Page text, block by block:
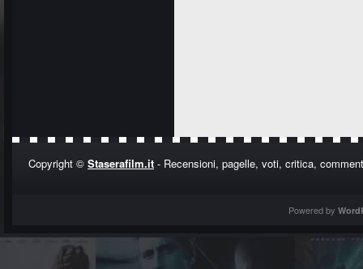
Copyright © Staserafilm.it - Recensioni, pagelle, voti, critica,
Powered by